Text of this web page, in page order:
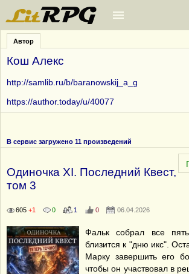
Автор
Кош Алекс
http://samlib.ru/b/baranowskij_a_g
https://author.today/u/40077
В сервис загружено 11 произведений
Одиночка XI. Последний Квест,
том 3
605 +1 0 1 0 06.04.2026
Фальк собрал все
близится к "дню икс".
Марку завершить его
чтобы он участвовал в